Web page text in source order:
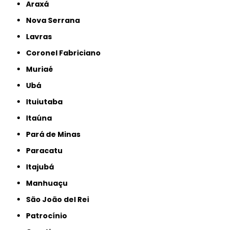
Araxá
Nova Serrana
Lavras
Coronel Fabriciano
Muriaé
Ubá
Ituiutaba
Itaúna
Pará de Minas
Paracatu
Itajubá
Manhuaçu
São João del Rei
Patrocínio